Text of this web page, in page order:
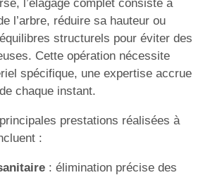
l’élagage complet consiste à
l’arbre, réduire sa hauteur ou
structurels pour éviter des
Cette opération nécessite
spécifique, une expertise accrue
chaque instant.
prestations réalisées à
:
: élimination précise des